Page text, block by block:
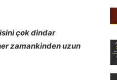
çok dindar
zamankinden uzun